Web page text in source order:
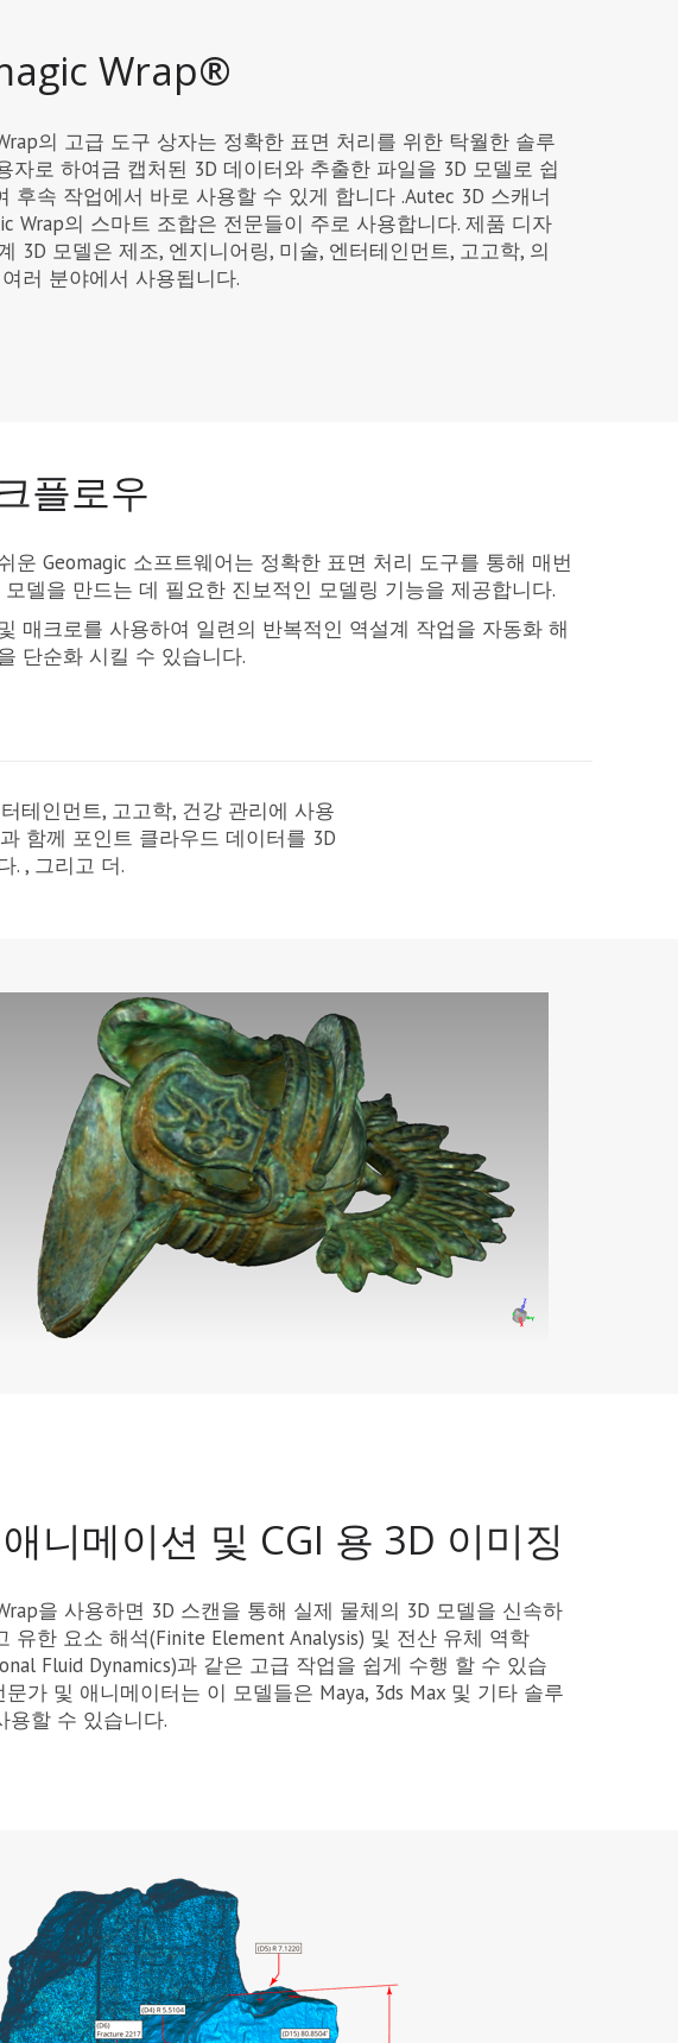
Wrap®
의 고급 도구 상자는 정확한 표면 처리를 위한 탁월한 솔루
자로 하여금 캡처된 3D 데이터와 추출한 파일을 3D 모델로 쉽
후속 작업에서 바로 사용할 수 있게 합니다 .Autec 3D 스캐너
Wrap의 스마트 조합은 전문들이 주로 사용합니다. 제품 디자
3D 모델은 제조, 엔지니어링, 미술, 엔터테인먼트, 고고학, 의
러 분야에서 사용됩니다.
플로우
운 Geomagic 소프트웨어는 정확한 표면 처리 도구를 통해 매번
모델을 만드는 데 필요한 진보적인 모델링 기능을 제공합니다.
매크로를 사용하여 일련의 반복적인 역설계 작업을 자동화 해
단순화 시킬 수 있습니다.
테인먼트, 고고학, 건강 관리에 사용
함께 포인트 클라우드 데이터를 3D
. , 그리고 더.
니메이션 및 CGI 용 3D 이미징
을 사용하면 3D 스캔을 통해 실제 물체의 3D 모델을 신속하
유한 요소 해석(Finite Element Analysis) 및 전산 유체 역학
Fluid Dynamics)과 같은 고급 작업을 쉽게 수행 할 수 있습
문가 및 애니메이터는 이 모델들은 Maya, 3ds Max 및 기타 솔루
용할 수 있습니다.